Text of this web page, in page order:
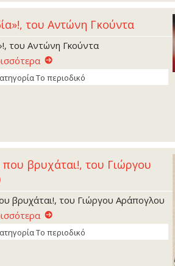
του Αντώνη Γκούντα
του Αντώνη Γκούντα
Το περιοδικό
που βρυχάται!, του Γιώργου
βρυχάται!, του Γιώργου Αράπογλου
Το περιοδικό